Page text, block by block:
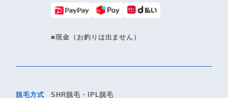
■現金（お釣りは出ません）
脱毛方式 SHR脱毛・IPL脱毛